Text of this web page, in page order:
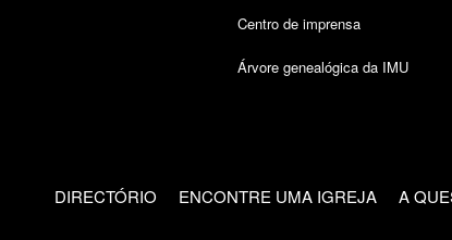
Centro de imprensa
Árvore genealógica da IMU
DIRECTÓRIO ENCONTRE UMA IGREJA A